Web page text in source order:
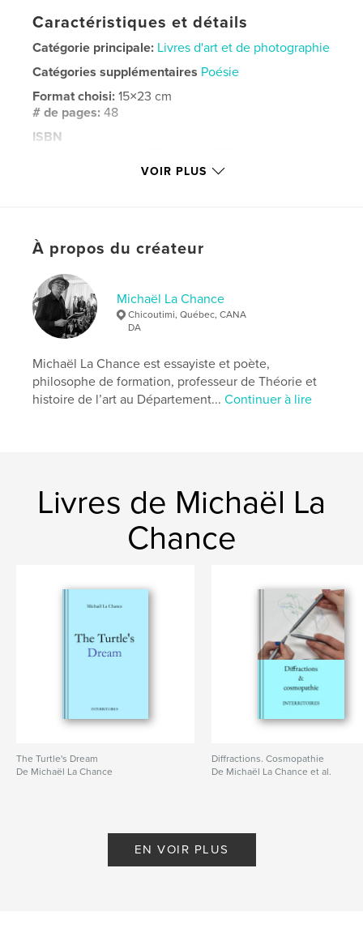
Caractéristiques et détails
Catégorie principale: Livres d'art et de photographie
Catégories supplémentaires Poésie
Format choisi:15×23 cm
# de pages:48
ISBN
Date de publication:nov 05, 2021
Rivière-à-Mars , Bec Scie ,
haïku
VOIR PLUS
À propos du créateur
Michaël La Chance
Chicoutimi, Québec, CANA
DA
Michaël La Chance est essayiste et poète,
philosophe de formation, professeur de Théorie et
histoire de l’art au Département...Continuer à lire
Livres de Michaël La
Chance
The Turtle's Dream
De Michaël La Chance
Diffractions. Cosmopathie
De Michaël La Chance et al.
EN VOIR PLUS